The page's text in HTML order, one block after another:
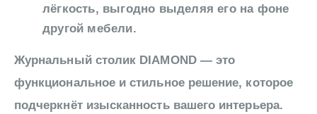
лёгкость, выгодно выделяя его на фоне
другой мебели.
Журнальный столик DIAMOND — это
функциональное и стильное решение, которое
подчеркнёт изысканность вашего интерьера.